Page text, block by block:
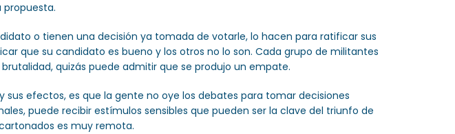
propuesta.
o tienen una decisión ya tomada de votarle, lo hacen para ratificar sus
que su candidato es bueno y los otros no lo son. Cada grupo de militantes
quizás puede admitir que se produjo un empate.
efectos, es que la gente no oye los debates para tomar decisiones
puede recibir estímulos sensibles que pueden ser la clave del triunfo de
es muy remota.